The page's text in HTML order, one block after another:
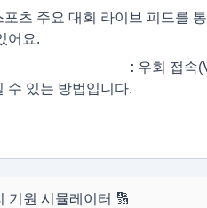
포츠 주요 대회 라이브 피드를
어요.
: 우회 접속
수 있는 방법입니다.
기원 시뮬레이터 🔢